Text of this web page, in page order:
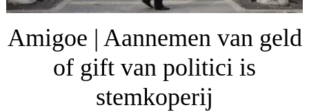
Amigoe | Aannemen van geld
of gift van politici is
stemkoperij